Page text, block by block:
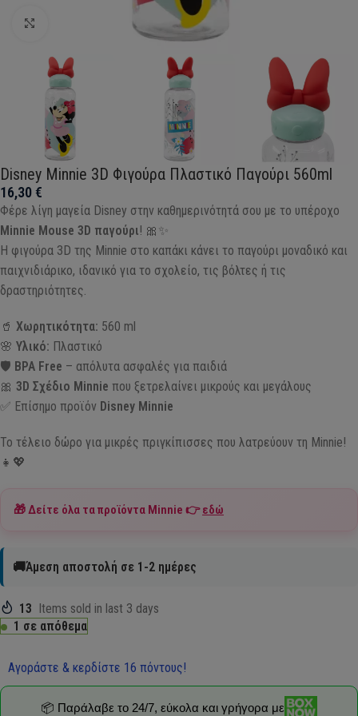
Disney Minnie 3D Φιγούρα Πλαστικό Παγούρι 560ml
16,30€
Φέρε λίγη μαγεία Disney στην καθημερινότητά σου με το υπέροχο
Minnie Mouse 3D παγούρι! 🎀✨
Η φιγούρα 3D της Minnie στο καπάκι κάνει το παγούρι μοναδικό και
παιχνιδιάρικο, ιδανικό για το σχολείο, τις βόλτες ή τις
δραστηριότητες.
🥤 Χωρητικότητα: 560 ml
🌸 Υλικό: Πλαστικό
🛡️ BPA Free – απόλυτα ασφαλές για παιδιά
🎀 3D Σχέδιο Minnie που ξετρελαίνει μικρούς και μεγάλους
✅ Επίσημο προϊόν Disney Minnie
Το τέλειο δώρο για μικρές πριγκίπισσες που λατρεύουν τη Minnie!
👧💖
🎁 Δείτε όλα τα προϊόντα Minnie 👉εδώ
🚚Άμεση αποστολή σε 1-2 ημέρες
13 Items sold in last 3 days
1 σε απόθεμα
Αγοράστε & κερδίστε 16 πόντους!
📦 Παράλαβε το 24/7, εύκολα και γρήγορα με